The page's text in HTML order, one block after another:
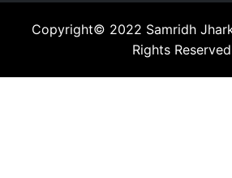
Copyright© 2022 Samridh
Rights Reserved